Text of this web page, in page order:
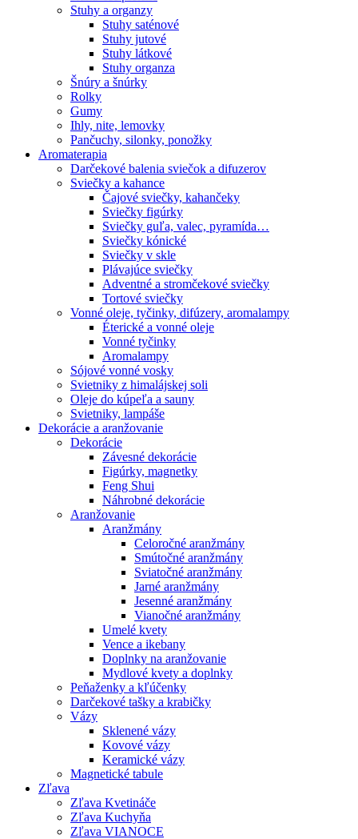
Stuhy a organzy
Stuhy saténové
Stuhy jutové
Stuhy látkové
Stuhy organza
Šnúry a šnúrky
Rolky
Gumy
Ihly, nite, lemovky
Pančuchy, silonky, ponožky
Aromaterapia
Darčekové balenia sviečok a difuzerov
Sviečky a kahance
Čajové sviečky, kahančeky
Sviečky figúrky
Sviečky guľa, valec, pyramída…
Sviečky kónické
Sviečky v skle
Plávajúce sviečky
Adventné a stromčekové sviečky
Tortové sviečky
Vonné oleje, tyčinky, difúzery, aromalampy
Éterické a vonné oleje
Vonné tyčinky
Aromalampy
Sójové vonné vosky
Svietniky z himalájskej soli
Oleje do kúpeľa a sauny
Svietniky, lampáše
Dekorácie a aranžovanie
Dekorácie
Závesné dekorácie
Figúrky, magnetky
Feng Shui
Náhrobné dekorácie
Aranžovanie
Aranžmány
Celoročné aranžmány
Smútočné aranžmány
Sviatočné aranžmány
Jarné aranžmány
Jesenné aranžmány
Vianočné aranžmány
Umelé kvety
Vence a ikebany
Doplnky na aranžovanie
Mydlové kvety a doplnky
Peňaženky a kľúčenky
Darčekové tašky a krabičky
Vázy
Sklenené vázy
Kovové vázy
Keramické vázy
Magnetické tabule
Zľava
Zľava Kvetináče
Zľava Kuchyňa
Zľava VIANOCE